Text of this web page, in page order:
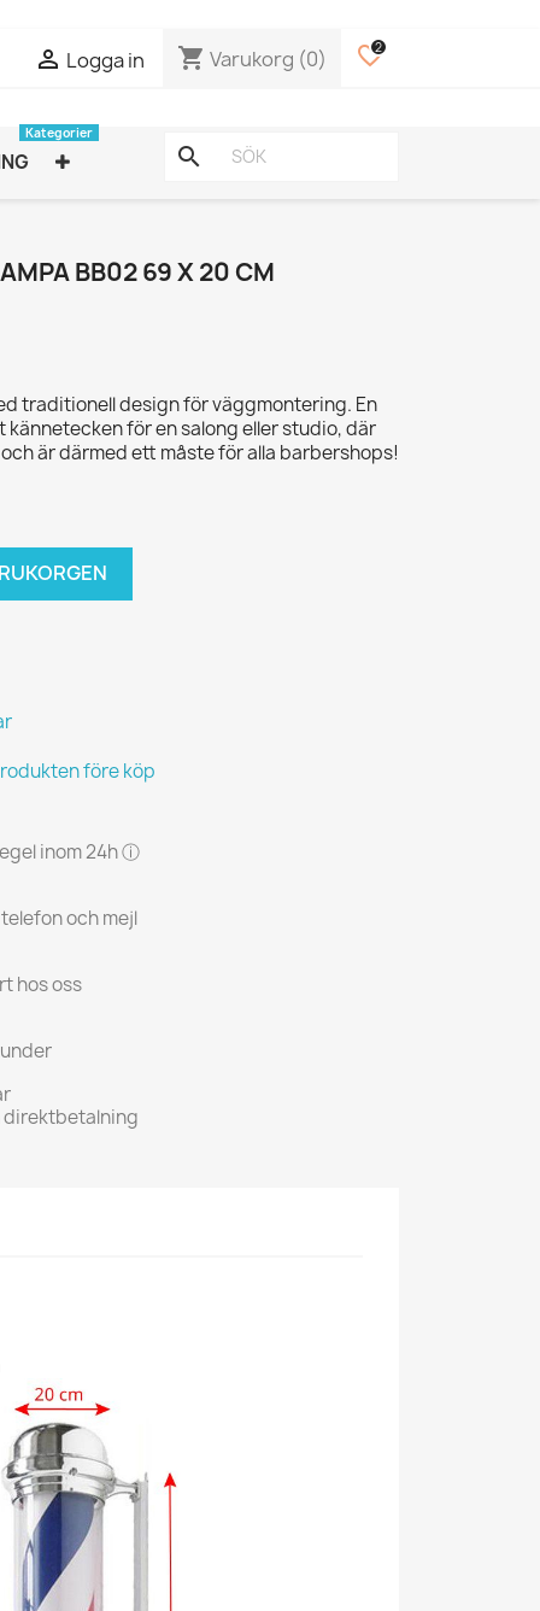
 Logga in shopping_cart Varukorg (0) favorite_border
2
Kategorier
search
BB02 69 X 20 CM
traditionell design för väggmontering. En
för en salong eller studio, där
är därmed ett måste för alla barbershops!
före köp
inom 24h ⓘ
och mejl
hos oss
direktbetalning